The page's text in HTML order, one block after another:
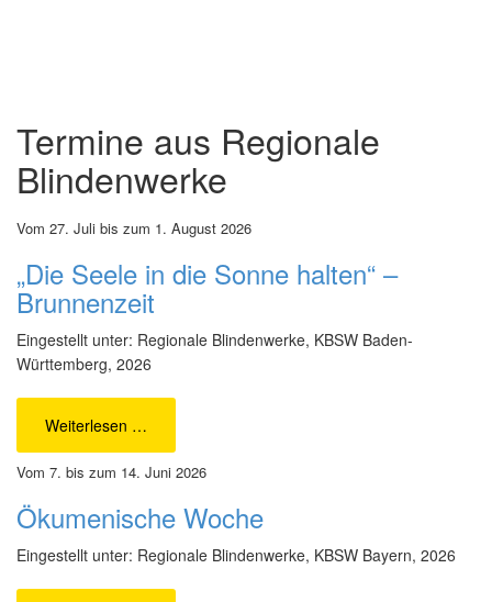
Termine aus Regionale
Blindenwerke
Vom 27. Juli bis zum 1. August 2026
„Die Seele in die Sonne halten“ –
Brunnenzeit
Eingestellt unter: Regionale Blindenwerke, KBSW Baden-
Württemberg, 2026
Weiterlesen …
Vom 7. bis zum 14. Juni 2026
Ökumenische Woche
Eingestellt unter: Regionale Blindenwerke, KBSW Bayern, 2026